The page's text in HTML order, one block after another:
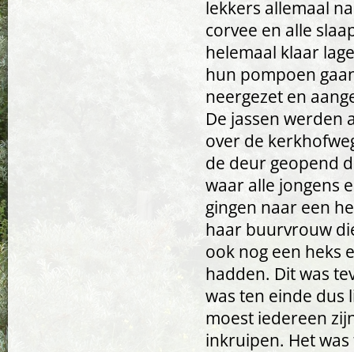
lekkers allemaal
corvee en alle
helemaal klaar
hun pompoen
neergezet en
De jassen werden
over de
de deur geopend
waar alle jongens
gingen naar een
haar buurvrouw
ook nog een heks
hadden. Dit was
was ten einde dus
moest iedereen
inkruipen. Het